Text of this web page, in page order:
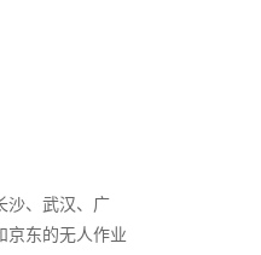
沙、武汉、广
京东的无人作业